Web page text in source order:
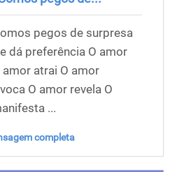
pegos de surpresa
dá preferência O amor
atrai O amor
O amor revela O
...
completa